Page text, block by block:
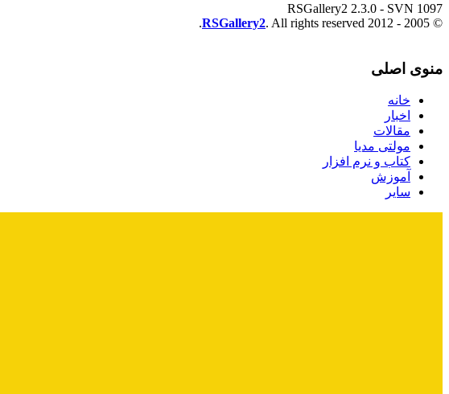
RSGallery2 2.3.0 - SVN 1097
© 2005 - 2012
RSGallery2. All rights reserved.
منوی اصلی
خانه
اخبار
مقالات
مولتی مدیا
کتاب و نرم افزار
آموزش
سایر